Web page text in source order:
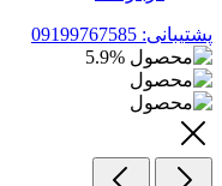
پشتیبانی: 09199767585
5.9%